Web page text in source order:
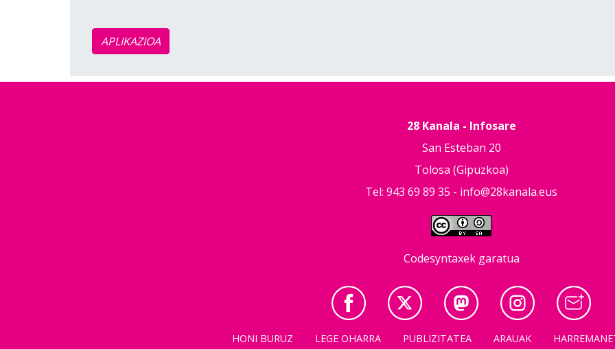
APLIKAZIOA
28 Kanala - Infosare
San Esteban 20
Tolosa (Gipuzkoa)
Tel: 943 69 89 35 - info@28kanala.eus
Codesyntaxek garatua
HONI BURUZ LEGE OHARRA PUBLIZITATEA ARAUAK